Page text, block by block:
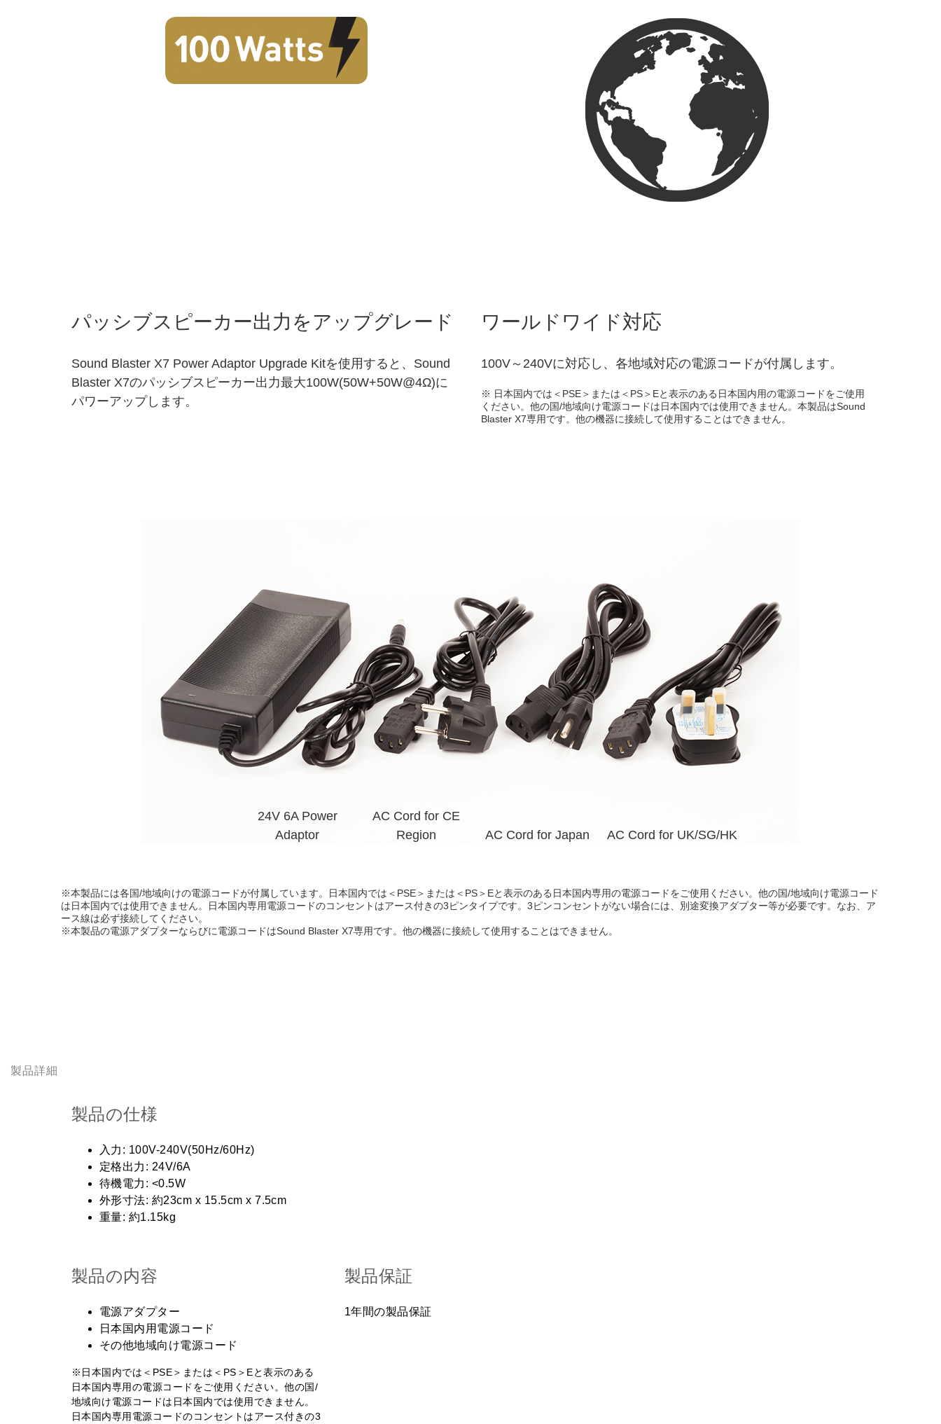
パッシブスピーカー出力をアップグレード
Sound Blaster X7 Power Adaptor Upgrade Kitを使用すると、Sound
Blaster X7のパッシブスピーカー出力最大100W(50W+50W@4Ω)に
パワーアップします。
ワールドワイド対応
100V～240Vに対応し、各地域対応の電源コードが付属します。
※ 日本国内では＜PSE＞または＜PS＞Eと表示のある日本国内用の電源コードをご使用
ください。他の国/地域向け電源コードは日本国内では使用できません。本製品はSound
Blaster X7専用です。他の機器に接続して使用することはできません。
24V 6A Power
Adaptor
AC Cord for CE
Region
AC Cord for Japan AC Cord for UK/SG/HK
※本製品には各国/地域向けの電源コードが付属しています。日本国内では＜PSE＞または＜PS＞Eと表示のある日本国内専用の電源コードをご使用ください。他の国/地域向け電源コード
は日本国内では使用できません。日本国内専用電源コードのコンセントはアース付きの3ピンタイプです。3ピンコンセントがない場合には、別途変換アダプター等が必要です。なお、ア
ース線は必ず接続してください。
※本製品の電源アダプターならびに電源コードはSound Blaster X7専用です。他の機器に接続して使用することはできません。
製品詳細
製品の仕様
入力: 100V-240V(50Hz/60Hz)
定格出力: 24V/6A
待機電力: <0.5W
外形寸法: 約23cm x 15.5cm x 7.5cm
重量: 約1.15kg
製品の内容
電源アダプター
日本国内用電源コード
その他地域向け電源コード
※日本国内では＜PSE＞または＜PS＞Eと表示のある
日本国内専用の電源コードをご使用ください。他の国/
地域向け電源コードは日本国内では使用できません。
日本国内専用電源コードのコンセントはアース付きの3
製品保証
1年間の製品保証